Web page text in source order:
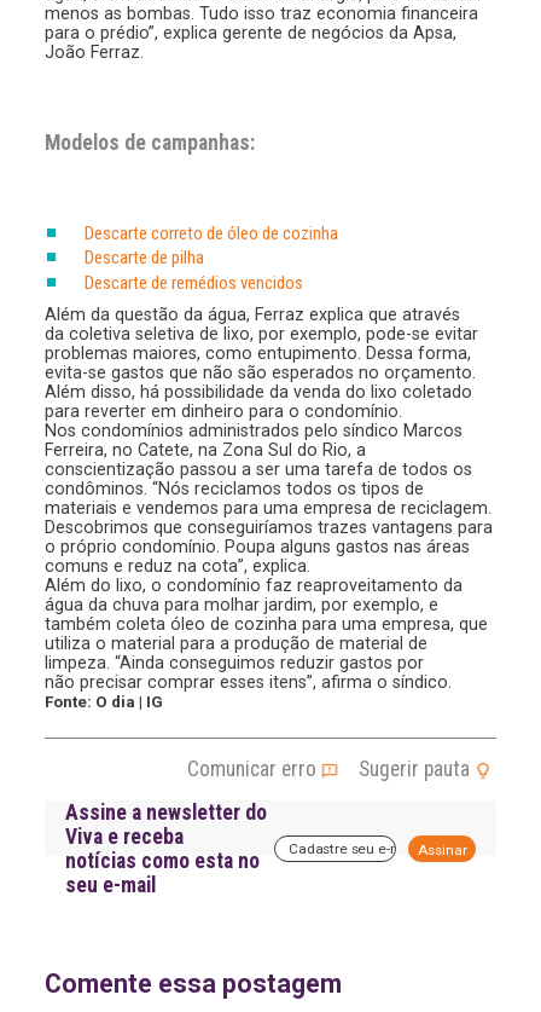
menos as bombas. Tudo isso traz economia financeira
para o prédio”, explica gerente de negócios da Apsa,
João Ferraz.
Modelos de campanhas:
Descarte correto de óleo de cozinha
Descarte de pilha
Descarte de remédios vencidos
Além da questão da água, Ferraz explica que através
da coletiva seletiva de lixo, por exemplo, pode-se evitar
problemas maiores, como entupimento. Dessa forma,
evita-se gastos que não são esperados no orçamento.
Além disso, há possibilidade da venda do lixo coletado
para reverter em dinheiro para o condomínio.
Nos condomínios administrados pelo síndico Marcos
Ferreira, no Catete, na Zona Sul do Rio, a
conscientização passou a ser uma tarefa de todos os
condôminos. “Nós reciclamos todos os tipos de
materiais e vendemos para uma empresa de reciclagem.
Descobrimos que conseguiríamos trazes vantagens para
o próprio condomínio. Poupa alguns gastos nas áreas
comuns e reduz na cota”, explica.
Além do lixo, o condomínio faz reaproveitamento da
água da chuva para molhar jardim, por exemplo, e
também coleta óleo de cozinha para uma empresa, que
utiliza o material para a produção de material de
limpeza. “Ainda conseguimos reduzir gastos por
não precisar comprar esses itens”, afirma o síndico.
Fonte: O dia | IG
Comunicar erro
Sugerir pauta
Assine a newsletter do
Viva e receba
notícias como esta no
seu e-mail
Comente essa postagem